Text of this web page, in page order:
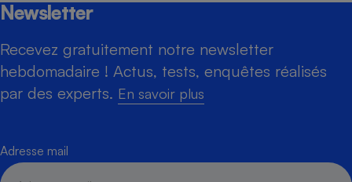
Newsletter
Recevez gratuitement notre newsletter
hebdomadaire ! Actus, tests, enquêtes réalisés
par des experts. En savoir plus
Adresse mail